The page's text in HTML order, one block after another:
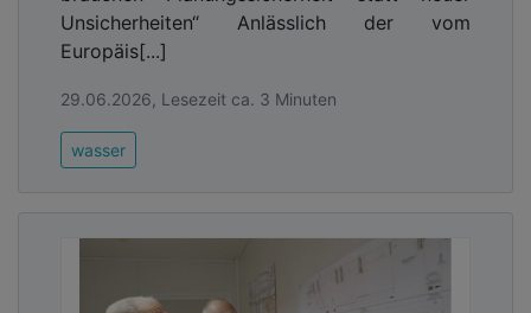
Unsicherheiten“ Anlässlich der vom
Europäis[...]
29.06.2026, Lesezeit ca. 3 Minuten
wasser